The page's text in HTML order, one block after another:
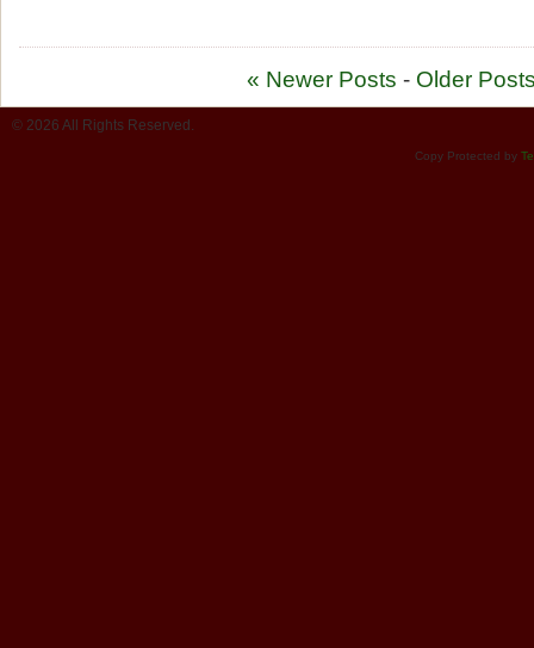
« Newer Posts - Older
© 2026 All Rights Reserved.
Copy Protected by